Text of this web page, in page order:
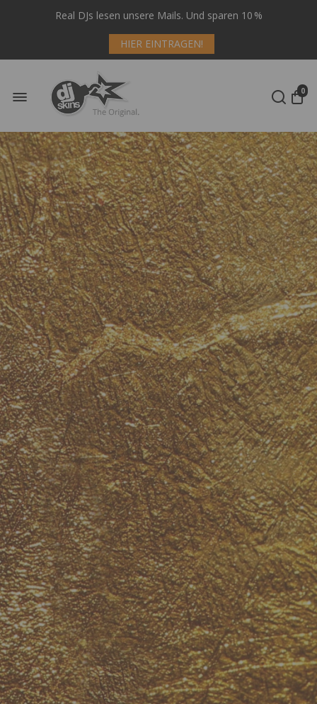
Real DJs lesen unsere Mails. Und sparen 10 %
HIER EINTRAGEN!
0